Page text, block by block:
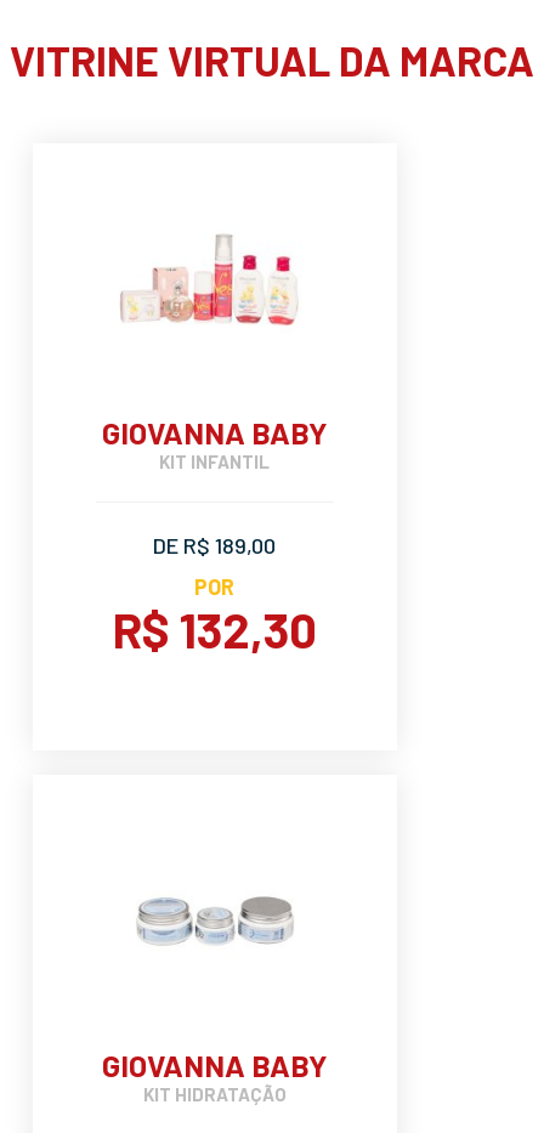
VITRINE VIRTUAL DA MARCA
GIOVANNA BABY
KIT INFANTIL
DE R$ 189,00
POR
R$ 132,30
GIOVANNA BABY
KIT HIDRATAÇÃO